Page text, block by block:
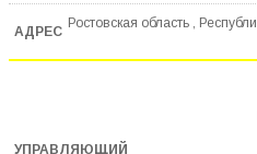
Ростовская область ,